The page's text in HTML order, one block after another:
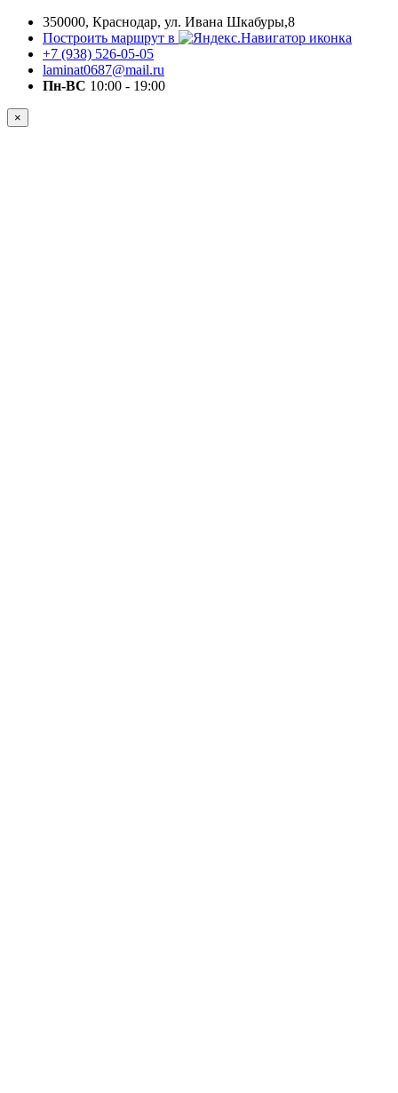
350000, Краснодар, ул. Ивана Шкабуры,8
Построить маршрут в
+7 (938) 526-05-05
laminat0687@mail.ru
Пн-ВС 10:00 - 19:00
×